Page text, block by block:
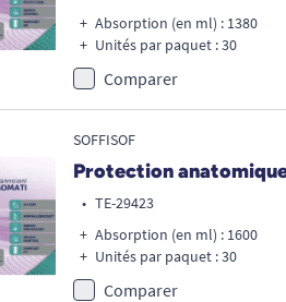
Absorption (en ml) : 1380
Unités par paquet : 30
Comparer
SOFFISOF
Protection
• TE-29423
Absorption (en ml) : 1600
Unités par paquet : 30
Comparer